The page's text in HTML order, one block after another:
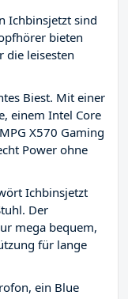
Ichbinsjetzt sind
bieten
die leisesten
Biest. Mit einer
einem Intel Core
X570 Gaming
Power ohne
Ichbinsjetzt
Der
mega bequem,
für lange
ein Blue